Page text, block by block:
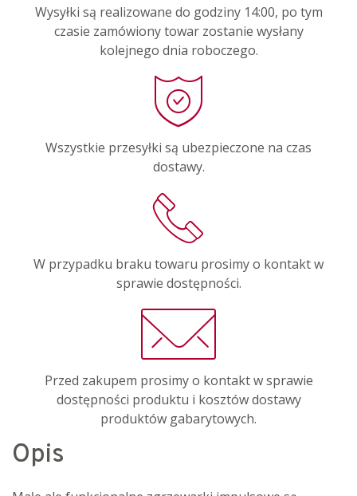
Wysyłki są realizowane do godziny 14:00, po tym
czasie zamówiony towar zostanie wysłany
kolejnego dnia roboczego.
Wszystkie przesyłki są ubezpieczone na czas
dostawy.
W przypadku braku towaru prosimy o kontakt w
sprawie dostępności.
Przed zakupem prosimy o kontakt w sprawie
dostępności produktu i kosztów dostawy
produktów gabarytowych.
Opis